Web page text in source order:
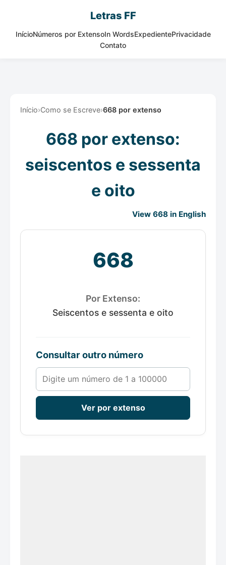
Letras FF
InícioNúmeros por ExtensoIn WordsExpedientePrivacidade
Contato
Início›Como se Escreve›668 por extenso
668 por extenso:
seiscentos e sessenta
e oito
View 668 in English
668
Por Extenso:
Seiscentos e sessenta e oito
Consultar outro número
Número de 1 a 100000
Ver por extenso